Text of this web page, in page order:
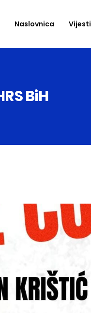
Naslovnica Vijesti
BiH